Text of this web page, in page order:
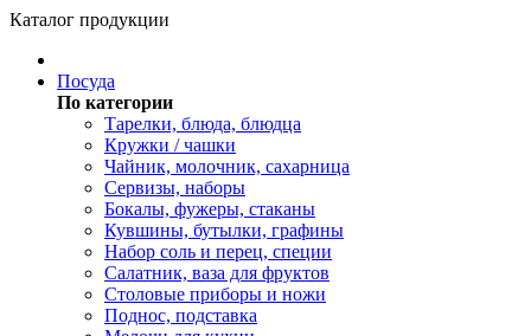
Каталог продукции
Посуда
По категории
Тарелки, блюда, блюдца
Кружки / чашки
Чайник, молочник, сахарница
Сервизы, наборы
Бокалы, фужеры, стаканы
Кувшины, бутылки, графины
Набор соль и перец, специи
Салатник, ваза для фруктов
Столовые приборы и ножи
Поднос, подставка